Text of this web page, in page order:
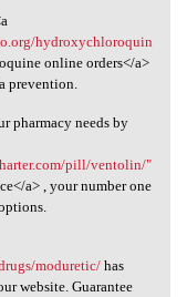
<a
hydroxychloroquin
online orders</a>
prevention.
pharmacy needs by
pill/ventolin/"
a> , your number one
moduretic/has
website. Guarantee